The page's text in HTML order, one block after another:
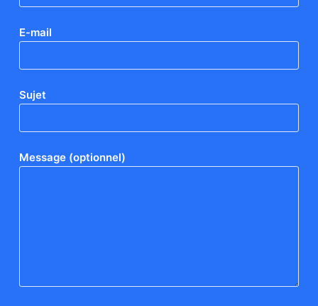
E-mail
Sujet
Message (optionnel)